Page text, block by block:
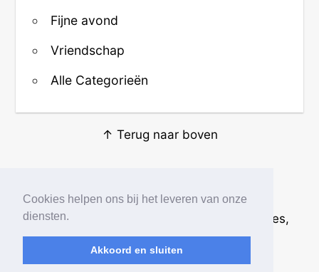
Cookies helpen ons bij het leveren van onze
diensten.
Akkoord en sluiten
Fijne avond
Vriendschap
Alle Categorieën
↑ Terug naar boven
© 2026
· Plaatjes, animaties,
afbeeldingen en fotos